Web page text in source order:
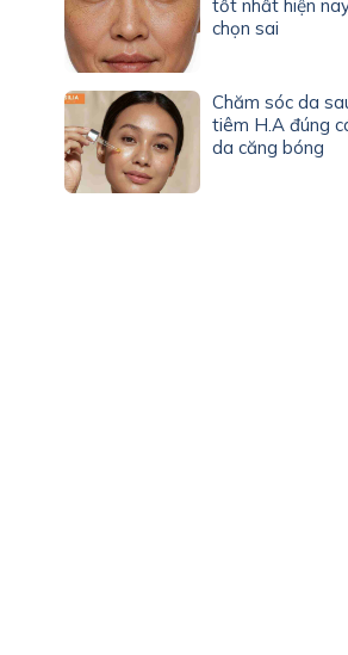
tốt nhất hiện
chọn sai
Chăm sóc da
tiêm H.A đúng
da căng bóng